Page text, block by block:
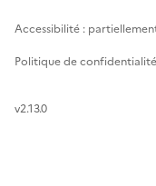
Accessibilité :
Politique de confidentialité
v2.13.0